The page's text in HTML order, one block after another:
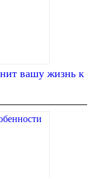
вашу жизнь к